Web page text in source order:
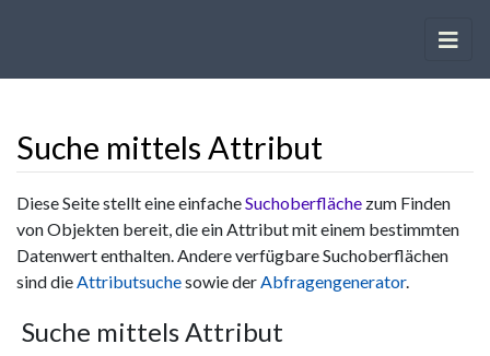
Suche mittels Attribut
Wechseln zu:Navigation,Suche
Diese Seite stellt eine einfacheSuchoberfläche zum Finden
von Objekten bereit, die ein Attribut mit einem bestimmten
Datenwert enthalten. Andere verfügbare Suchoberflächen
sind dieAttributsuchesowie derAbfragengenerator.
Suche mittels Attribut